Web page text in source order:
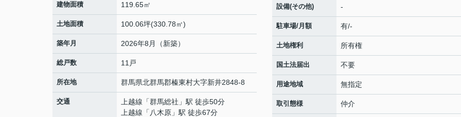
建物面積 119.65㎡
土地面積 100.06坪(330.78㎡)
築年月 2026年8月（新築）
総戸数 11戸
所在地 群馬県北群馬郡榛東村大字新井2848-8
交通 上越線 「群馬総社 」駅 徒歩50分
上越線 「 八木原 」駅 徒歩67分
設備(その他) -
駐車場/月額 有/-
土地権利 所有権
国土法届出 不要
用途地域 無指定
取引態様 仲介